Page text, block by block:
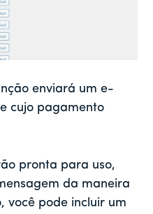
enviará um e-
cujo pagamento
pronta para uso,
da maneira
você pode incluir um